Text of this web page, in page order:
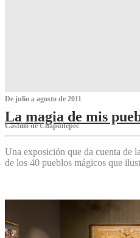
De julio a agosto de 2011
La magia de mis
Castillo de Chapultepec
Una exposición que da cuenta de
de los 40 pueblos mágicos que